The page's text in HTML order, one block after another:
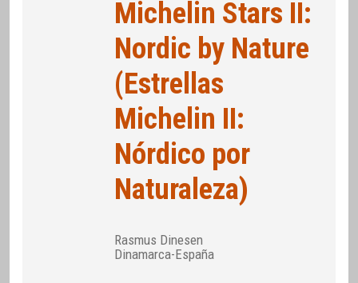
Michelin Stars II:
Nordic by Nature
(Estrellas
Michelin II:
Nórdico por
Naturaleza)
Rasmus Dinesen
Dinamarca-España